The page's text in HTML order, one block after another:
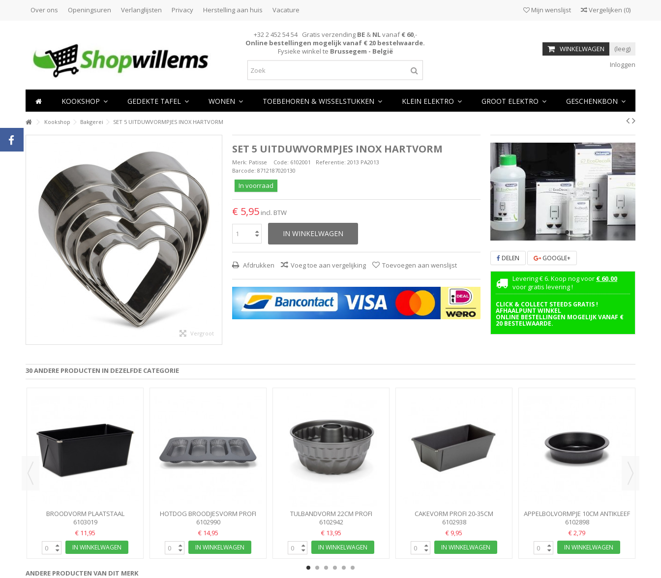
Over ons Openingsuren Verlanglijsten Privacy Herstelling aan huis Vacature Vergelijken (0)
Mijn wenslijst
+32 2 452 54 54 Gratis verzending BE& NLvanaf€ 60,-
Online bestellingen mogelijk vanaf € 20 bestelwaarde.
Fysieke winkel te Brussegem - België WINKELWAGEN
(leeg)
Inloggen
KOOKSHOP GEDEKTE TAFEL WONEN TOEBEHOREN & WISSELSTUKKEN KLEIN ELEKTRO GROOT ELEKTRO GESCHENKBON
Kookshop Bakgerei SET 5 UITDUWVORMPJES INOX HARTVORM
Vergroot
SET 5 UITDUWVORMPJES INOX HARTVORM
Merk: Patisse Code: 6102001 Referentie: 2013 PA2013
Barcode: 8712187020130
In voorraad
€ 5,95 incl. BTW
IN WINKELWAGEN
Afdrukken Voeg toe aan vergelijking Toevoegen aan wenslijst
DELEN GOOGLE+
Levering € 6. Koop nog voor € 60,00
voor gratis levering !
CLICK & COLLECT STEEDS GRATIS !
AFHAALPUNT WINKEL
ONLINE BESTELLINGEN MOGELIJK VANAF €
20 BESTELWAARDE.
30 ANDERE PRODUCTEN IN DEZELFDE CATEGORIE
BROODVORM PLAATSTAAL
20X11X9CM PATISSE
6103019
€ 11,95
IN WINKELWAGEN
HOTDOG BROODJESVORM PROFI
4DELIG 34X23CM PATISSE
6102990
€ 14,95
IN WINKELWAGEN
TULBANDVORM 22CM PROFI
6102942
€ 13,95
IN WINKELWAGEN
CAKEVORM PROFI 20-35CM
VERSTELBAAR
6102938
€ 9,95
IN WINKELWAGEN
APPELBOLVORMPJE 10CM ANTIKLEEF
6102898
€ 2,79
IN WINKELWAGEN
ANDERE PRODUCTEN VAN DIT MERK